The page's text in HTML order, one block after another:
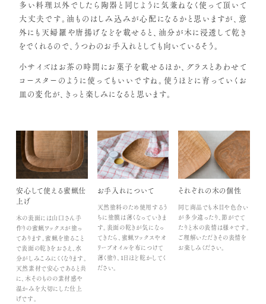
多い料理以外でしたら陶器と同じように気兼ねなく使って頂いて
大丈夫です。油ものはしみ込みが心配になるかと思いますが、意
外にも天婦羅や唐揚げなどを載せると、油分が木に浸透して乾き
をでくれるので、うつわのお手入れとしても向いているそう。
小サイズはお茶の時間にお菓子を載せるほか、グラスとあわせて
コースターのように使ってもいいですね。使うほどに育っていくお
皿の変化が、きっと楽しみになると思います。
安心して使える蜜蝋仕
上げ
木の表面には山口さん手
作りの蜜蝋ワックスが塗っ
てあります。蜜蝋を塗ること
で表面の乾きをおさえ、水
分がしみこみにくくなります。
天然素材で安心であると共
に、木そのものの素材感や
温かみを大切にした仕上
げです。
お手入れについて
天然塗料のため使用するう
ちに塗膜は薄くなっていきま
す。表面の乾きが気になっ
てきたら、蜜蝋ワックスやオ
リーブオイルを布につけて
薄く塗り、1日ほど乾かしてく
ださい。
それぞれの木の個性
同じ商品でも木目や色合い
が多少違ったり、節がでて
たりと木の表情は様々です。
ご理解いただきその表情を
お楽しみください。